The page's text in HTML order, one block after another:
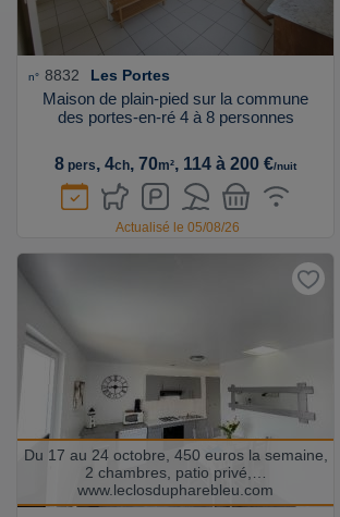
n° 8832 Les Portes
Maison de plain-pied sur la commune
des portes-en-ré 4 à 8 personnes
8 pers, 4ch, 70m², 114 à 200 €/nuit
Actualisé le 05/08/26
Du 17 au 24 octobre, 450 euros la semaine,
2 chambres, patio privé,…
www.leclosdupharebleu.com